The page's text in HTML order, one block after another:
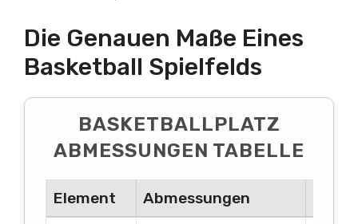
Die Genauen Maße Eines
Basketball Spielfelds
BASKETBALLPLATZ
ABMESSUNGEN TABELLE
Element Abmessungen